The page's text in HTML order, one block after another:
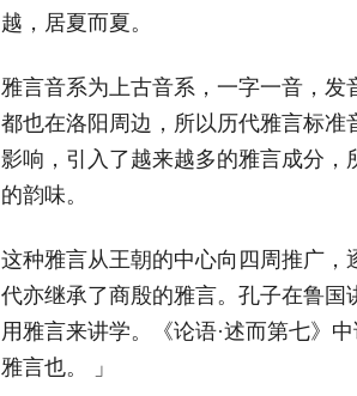
越，居夏而夏。
雅言音系为上古音系，一字一音，
都也在洛阳周边，所以历代雅言标
影响，引入了越来越多的雅言成分
的韵味。
这种雅言从王朝的中心向四周推广，
代亦继承了商殷的雅言。孔子在鲁
用雅言来讲学。《论语·述而第七》
雅言也。 」